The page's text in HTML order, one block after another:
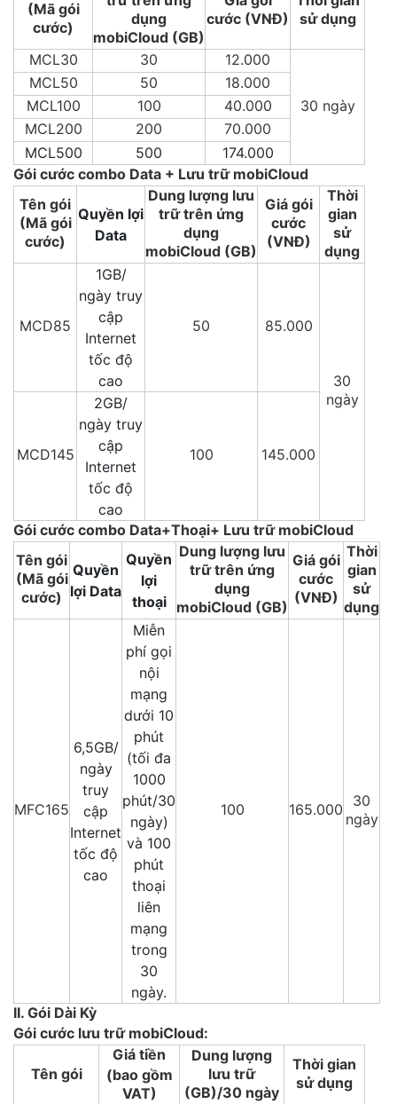
(Mã gói
cước)
dụng
mobiCloud (GB)
cước (VNĐ)
sử dụng
MCL30 30 12.000
30 ngày
MCL50 50
18.000
MCL100
100
40.000
MCL200
200
70.000
MCL500
500
174.000
Gói cước combo Data + Lưu trữ mobiCloud
Tên gói
(Mã gói
cước)
Quyền lợi
Data
Dung lượng lưu
trữ trên ứng
dụng
mobiCloud (GB)
Giá gói
cước
(VNĐ)
Thời
gian
sử
dụng
MCD85
1GB/
ngày truy
cập
Internet
tốc độ
cao
50 85.000
30
ngày
MCD145
2GB/
ngày truy
cập
Internet
tốc độ
cao
100 145.000
Gói cước combo Data+Thoại+ Lưu trữ mobiCloud
Tên gói
(Mã gói
cước)
Quyền
lợi Data
Quyền
lợi
thoại
Dung lượng lưu
trữ trên ứng
dụng
mobiCloud (GB)
Giá gói
cước
(VNĐ)
Thời
gian
sử
dụng
MFC165
6,5GB/
ngày
truy
cập
Internet
tốc độ
cao
Miễn
phí gọi
nội
mạng
dưới 10
phút
(tối đa
1000
phút/30
ngày)
và 100
phút
thoại
liên
mạng
trong
30
ngày.
100 165.000
30
ngày
II. Gói Dài Kỳ
Gói cước lưu trữ mobiCloud:
Tên gói
Giá tiền
(bao gồm
VAT)
Dung lượng
lưu trữ
(GB)/30 ngày
Thời gian
sử dụng